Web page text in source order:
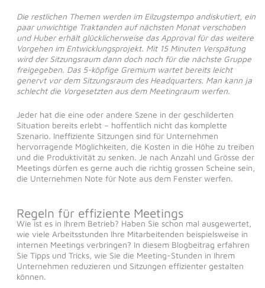
Die restlichen Themen werden im Eilzugstempo andiskutiert, ein
paar unwichtige Traktanden auf nächsten Monat verschoben
und Huber erhält glücklicherweise das Approval für das weitere
Vorgehen im Entwicklungsprojekt. Mit 15 Minuten Verspätung
wird der Sitzungsraum dann doch noch für die nächste Gruppe
freigegeben. Das 5-köpfige Gremium wartet bereits leicht
genervt vor dem Sitzungsraum des Headquarters. Man kann ja
schlecht die Vorgesetzten aus dem Meetingraum werfen.
Jeder hat die eine oder andere Szene in der geschilderten
Situation bereits erlebt – hoffentlich nicht das komplette
Szenario. Ineffiziente Sitzungen sind für Unternehmen
hervorragende Möglichkeiten, die Kosten in die Höhe zu treiben
und die Produktivität zu senken. Je nach Anzahl und Grösse der
Meetings dürfen es gerne auch die richtig grossen Scheine sein,
die Unternehmen Note für Note aus dem Fenster werfen.
Regeln für effiziente Meetings
Wie ist es in Ihrem Betrieb? Haben Sie schon mal ausgewertet,
wie viele Arbeitsstunden Ihre Mitarbeitenden beispielsweise in
internen Meetings verbringen? In diesem Blogbeitrag erfahren
Sie Tipps und Tricks, wie Sie die Meeting-Stunden in Ihrem
Unternehmen reduzieren und Sitzungen effizienter gestalten
können.